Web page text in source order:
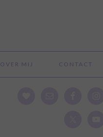
OVER MIJ CONTACT